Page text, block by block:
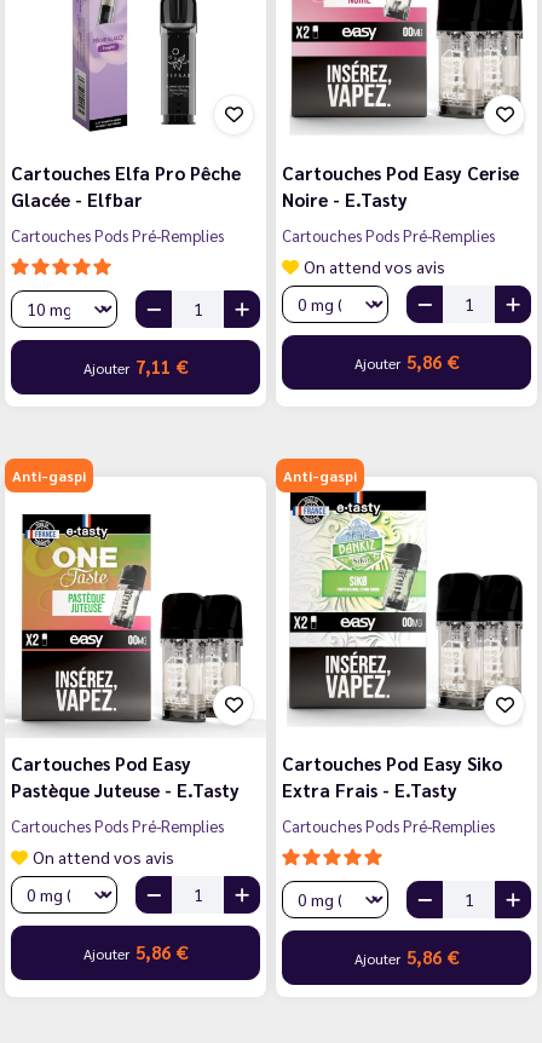
Cartouches Elfa Pro Pêche
Glacée - Elfbar
Cartouches Pods Pré-Remplies
Ajouter 7,11 €
Cartouches Pod Easy Cerise
Noire - E.Tasty
Cartouches Pods Pré-Remplies
On attend vos avis
Ajouter 5,86 €
Anti-gaspi
Cartouches Pod Easy
Pastèque Juteuse - E.Tasty
Cartouches Pods Pré-Remplies
On attend vos avis
Ajouter 5,86 €
Anti-gaspi
Cartouches Pod Easy Siko
Extra Frais - E.Tasty
Cartouches Pods Pré-Remplies
Ajouter 5,86 €